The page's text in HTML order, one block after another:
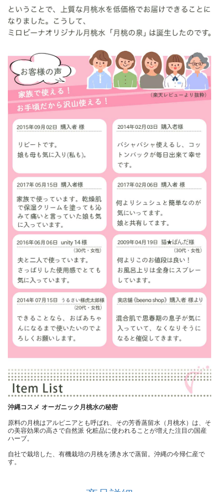
沖縄コスメ オーガニック月桃水の秘密
原料の月桃はアルピニアとも呼ばれ、その芳香蒸留水（月桃水）は、そ
の美容効果の高さで自然派 化粧品に使われることが増えた注目の国産
ハーブ。
自社で栽培した、有機栽培の月桃を湧き水で蒸留。沖縄の今帰仁産で
す。